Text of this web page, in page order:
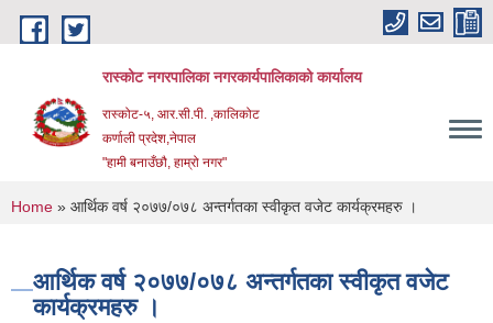
Skip to main content
रास्कोट नगरपालिका नगरकार्यपालिकाको कार्यालय
रास्कोट-५, आर.सी.पी. ,कालिकोट
कर्णाली प्रदेश,नेपाल
"हामी बनाउँछौ, हाम्रो नगर"
You are here
Home » आर्थिक वर्ष २०७७/०७८ अन्तर्गतका स्वीकृत वजेट कार्यक्रमहरु ।
आर्थिक वर्ष २०७७/०७८ अन्तर्गतका स्वीकृत वजेट
कार्यक्रमहरु ।